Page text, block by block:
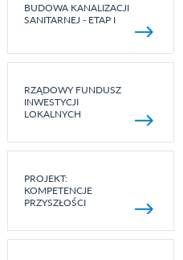
BUDOWA KANALIZACJI
SANITARNEJ - ETAP I
RZĄDOWY FUNDUSZ
INWESTYCJI
LOKALNYCH
PROJEKT:
KOMPETENCJE
PRZYSZŁOŚCI